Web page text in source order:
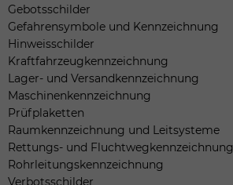
Gebotsschilder
Gefahrensymbole und Kennzeichnung
Hinweisschilder
Kraftfahrzeugkennzeichnung
Lager- und Versandkennzeichnung
Maschinenkennzeichnung
Prüfplaketten
Raumkennzeichnung und Leitsysteme
Rettungs- und Fluchtwegkennzeichnung
Rohrleitungskennzeichnung
Verbotsschilder